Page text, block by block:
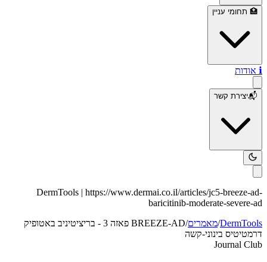
🏥 תחומי עניין
ℹ️ אודות
📬יצירת קשר
DermTools | https://www.dermai.co.il/articles/jc5-breeze-ad-
baricitinib-moderate-severe-ad
DermTools
/מאמרים/
BREEZE-AD פאזה 3 - בריציטיניב באטופיק
דרמטיטיס בינוני-קשה
Journal Club